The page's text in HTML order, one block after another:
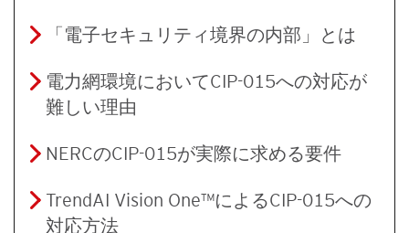
「電子セキュリティ境界の内部」とは
電力網環境においてCIP-015への対応が
難しい理由
NERCのCIP-015が実際に求める要件
TrendAI Vision One™によるCIP-015への
対応方法